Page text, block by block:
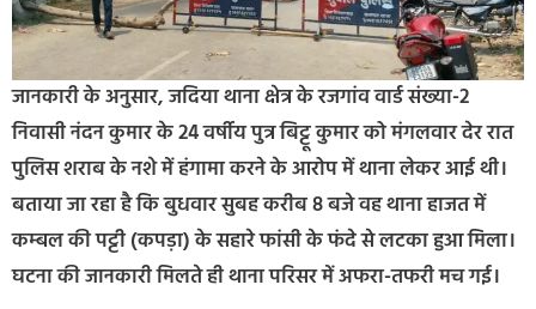
जानकारी के अनुसार, जदिया थाना क्षेत्र के रजगांव वार्ड संख्या-2
निवासी नंदन कुमार के 24 वर्षीय पुत्र बिट्टू कुमार को मंगलवार देर रात
पुलिस शराब के नशे में हंगामा करने के आरोप में थाना लेकर आई थी।
बताया जा रहा है कि बुधवार सुबह करीब 8 बजे वह थाना हाजत में
कम्बल की पट्टी (कपड़ा) के सहारे फांसी के फंदे से लटका हुआ मिला।
घटना की जानकारी मिलते ही थाना परिसर में अफरा-तफरी मच गई।